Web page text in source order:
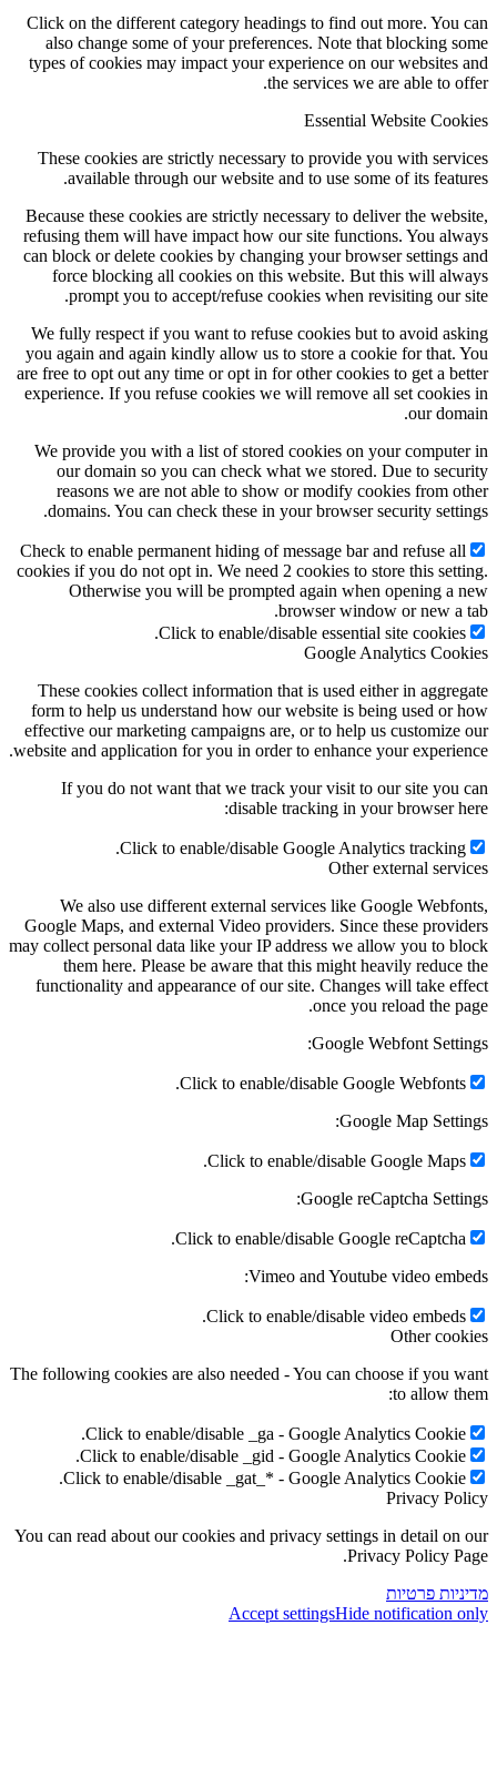
Click on the different category headings to find out more. You
also change some of your preferences. Note that blocking
types of cookies may impact your experience on our websites
the services we are able to
Essential Website
These cookies are strictly necessary to provide you with
available through our website and to use some of its
Because these cookies are strictly necessary to deliver the
refusing them will have impact how our site functions. You
can block or delete cookies by changing your browser settings
force blocking all cookies on this website. But this will
prompt you to accept/refuse cookies when revisiting our
We fully respect if you want to refuse cookies but to avoid
you again and again kindly allow us to store a cookie for that.
are free to opt out any time or opt in for other cookies to get a
experience. If you refuse cookies we will remove all set
our
We provide you with a list of stored cookies on your
our domain so you can check what we stored. Due to
reasons we are not able to show or modify cookies from
domains. You can check these in your browser security
Check to enable permanent hiding of message bar and refuse
cookies if you do not opt in. We need 2 cookies to store this
Otherwise you will be prompted again when opening a
browser window or new a
Click to enable/disable essential site
Google Analytics
These cookies collect information that is used either in
form to help us understand how our website is being used or
effective our marketing campaigns are, or to help us
website and application for you in order to enhance your
If you do not want that we track your visit to our site you
disable tracking in your browser
Click to enable/disable Google Analytics
Other external
We also use different external services like Google
Google Maps, and external Video providers. Since these
may collect personal data like your IP address we allow you to
them here. Please be aware that this might heavily
functionality and appearance of our site. Changes will take
once you reload the
Google Webfont
Click to enable/disable Google
Google Map
Click to enable/disable Google
Google reCaptcha
Click to enable/disable Google
Vimeo and Youtube video
Click to enable/disable video
Other
The following cookies are also needed - You can choose if you
to allow
Click to enable/disable _ga - Google Analytics
Click to enable/disable _gid - Google Analytics
Click to enable/disable _gat_* - Google Analytics
Privacy
You can read about our cookies and privacy settings in detail
Privacy Policy
פרטיות
Accept settings Hide notification